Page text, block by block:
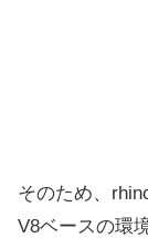
そのため、
V8ベースの環